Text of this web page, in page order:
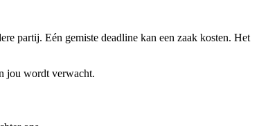
partij. Eén gemiste deadline kan een zaak kosten. Het
jou wordt verwacht.